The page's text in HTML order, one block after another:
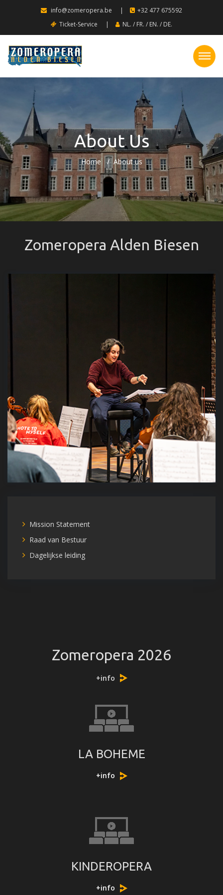
info@zomeropera.be |
+32 477 675592
Ticket-Service
| NL. / FR. / EN. / DE.
About Us
Home About us
Zomeropera Alden Biesen
Mission Statement
Raad van Bestuur
Dagelijkse leiding
Zomeropera 2026
+info
LA BOHEME
+info
KINDEROPERA
+info